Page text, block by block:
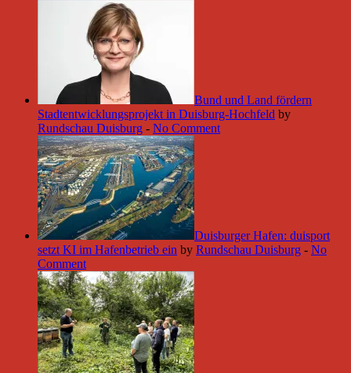
Bund und Land fördern
Stadtentwicklungsprojekt in Duisburg-Hochfeld by
Rundschau Duisburg - No Comment
Duisburger Hafen: duisport
setzt KI im Hafenbetrieb ein by Rundschau Duisburg - No
Comment